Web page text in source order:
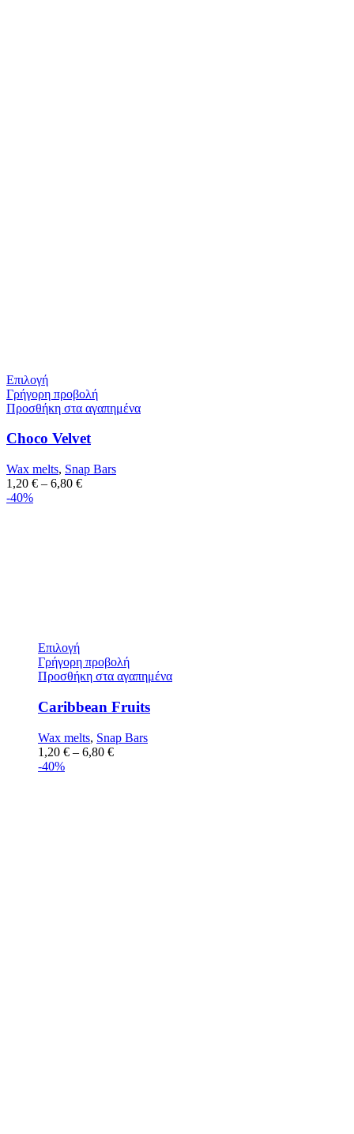
Επιλογή
Γρήγορη προβολή
Προσθήκη στα αγαπημένα
Caribbean Fruits
Wax melts, Snap Bars
1,20 € – 6,80 €
-40%
Επιλογή
Γρήγορη προβολή
Προσθήκη στα αγαπημένα
Choco Velvet
Wax melts, Snap Bars
1,20 € – 6,80 €
-40%